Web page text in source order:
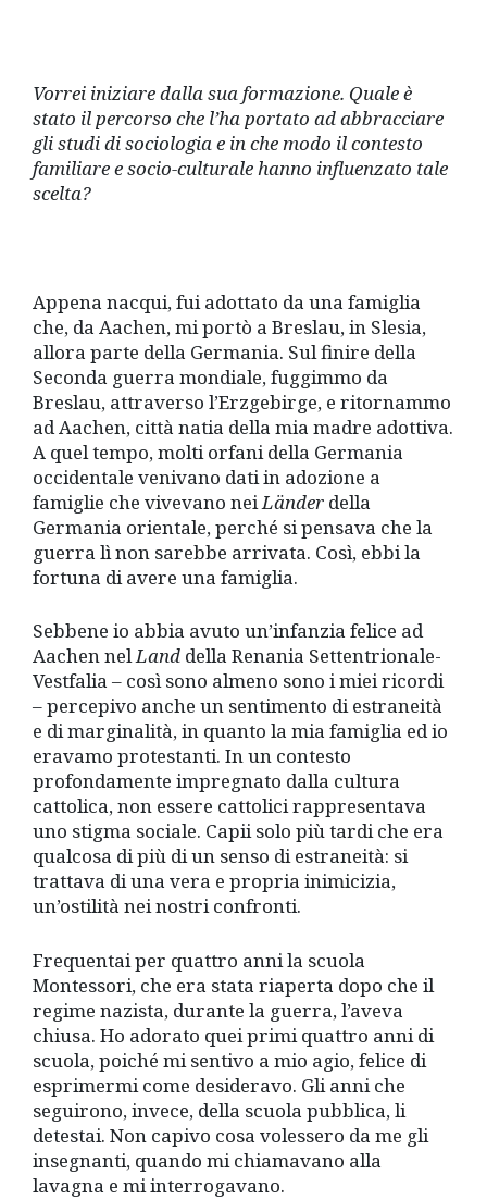
Vorrei iniziare dalla sua formazione. Quale è
stato il percorso che l’ha portato ad abbracciare
gli studi di sociologia e in che modo il contesto
familiare e socio-culturale hanno influenzato tale
scelta?
Appena nacqui, fui adottato da una famiglia
che, da Aachen, mi portò a Breslau, in Slesia,
allora parte della Germania. Sul finire della
Seconda guerra mondiale, fuggimmo da
Breslau, attraverso l’Erzgebirge, e ritornammo
ad Aachen, città natia della mia madre adottiva.
A quel tempo, molti orfani della Germania
occidentale venivano dati in adozione a
famiglie che vivevano nei Länder della
Germania orientale, perché si pensava che la
guerra lì non sarebbe arrivata. Così, ebbi la
fortuna di avere una famiglia.
Sebbene io abbia avuto un’infanzia felice ad
Aachen nelLand della Renania Settentrionale-
Vestfalia – così sono almeno sono i miei ricordi
– percepivo anche un sentimento di estraneità
e di marginalità, in quanto la mia famiglia ed io
eravamo protestanti. In un contesto
profondamente impregnato dalla cultura
cattolica, non essere cattolici rappresentava
uno stigma sociale. Capii solo più tardi che era
qualcosa di più di un senso di estraneità: si
trattava di una vera e propria inimicizia,
un’ostilità nei nostri confronti.
Frequentai per quattro anni la scuola
Montessori, che era stata riaperta dopo che il
regime nazista, durante la guerra, l’aveva
chiusa. Ho adorato quei primi quattro anni di
scuola, poiché mi sentivo a mio agio, felice di
esprimermi come desideravo. Gli anni che
seguirono, invece, della scuola pubblica, li
detestai. Non capivo cosa volessero da me gli
insegnanti, quando mi chiamavano alla
lavagna e mi interrogavano.